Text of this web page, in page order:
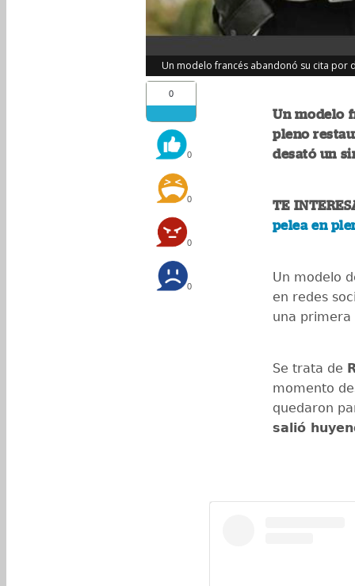
Un modelo francés abandonó su cita por
0
0
0
0
0
Un modelo
pleno
desató un
TE
pelea en
Un modelo
en redes
una
Se trata de
momento
quedaron
salió